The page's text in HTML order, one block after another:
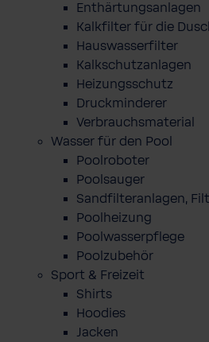
Enthärtungsanlagen
Kalkfilter für die
Hauswasserfilter
Kalkschutzanlagen
Heizungsschutz
Druckminderer
Verbrauchsmaterial
Wasser für den Pool
Poolroboter
Poolsauger
Sandfilteranlagen,
Poolheizung
Poolwasserpflege
Poolzubehör
Sport & Freizeit
Shirts
Hoodies
Jacken